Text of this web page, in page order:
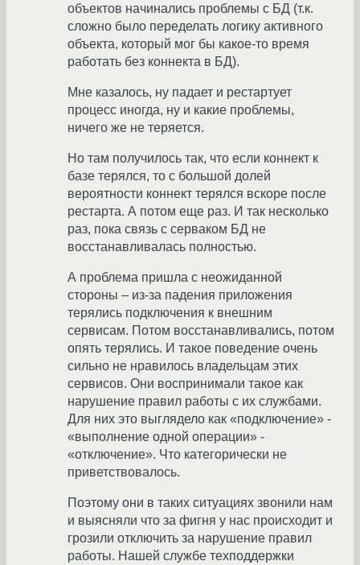
объектов начинались проблемы с БД (т.к.
сложно было переделать логику активного
объекта, который мог бы какое-то время
работать без коннекта в БД).
Мне казалось, ну падает и рестартует
процесс иногда, ну и какие проблемы,
ничего же не теряется.
Но там получилось так, что если коннект к
базе терялся, то с большой долей
вероятности коннект терялся вскоре после
рестарта. А потом еще раз. И так несколько
раз, пока связь с серваком БД не
восстанавливалась полностью.
А проблема пришла с неожиданной
стороны – из-за падения приложения
терялись подключения к внешним
сервисам. Потом восстанавливались, потом
опять терялись. И такое поведение очень
сильно не нравилось владельцам этих
сервисов. Они воспринимали такое как
нарушение правил работы с их службами.
Для них это выглядело как «подключение» -
«выполнение одной операции» -
«отключение». Что категорически не
приветствовалось.
Поэтому они в таких ситуациях звонили нам
и выясняли что за фигня у нас происходит и
грозили отключить за нарушение правил
работы. Нашей службе техподдержки